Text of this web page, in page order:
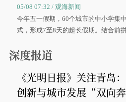
05/08 07:32 / 观海新闻
今年五一假期，60个城市的中小学集
式，形成7至8天的超长假期。结合前
深度报道
《光明日报》关注青岛
创新与城市发展“双向